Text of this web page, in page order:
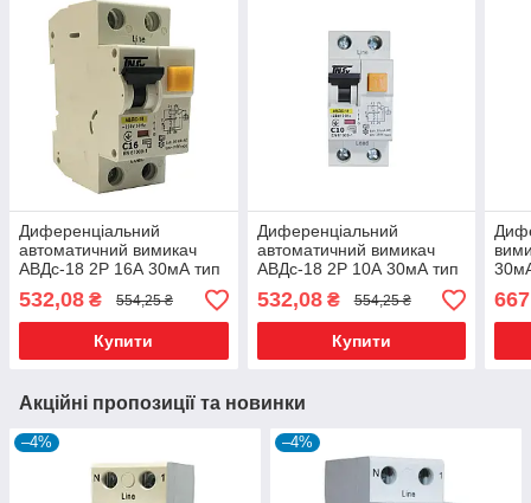
Диференціальний
автоматичний вимикач
АВДс-18 2Р 16А 30мА тип
"АС" дифавтомат
532,08 ₴ 554,25 ₴
Купити
Диференціальний
автоматичний вимикач
АВДс-18 2Р 10А 30мА тип
"АС" дифавтомат
532,08₴ 554,25 ₴
Купити
Акційні пропозиції та новинки
–4% –4%